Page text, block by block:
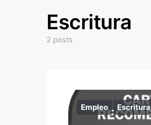
Escritura
2 posts
Empleo Escritura